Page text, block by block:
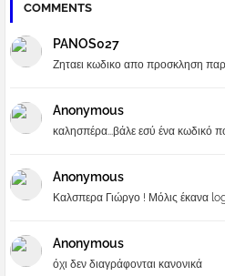
COMMENTS
PANOS027
Ζηταει κωδικο απο προσκληση
Anonymous
καλησπέρα...βάλε εσύ ένα κωδικό
Anonymous
Καλσπερα Γιώργο ! Μόλις έκανα
Anonymous
όχι δεν διαγράφονται κανονικά